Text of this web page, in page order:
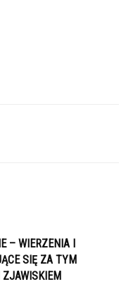
– WIERZENIA I
SIĘ ZA TYM